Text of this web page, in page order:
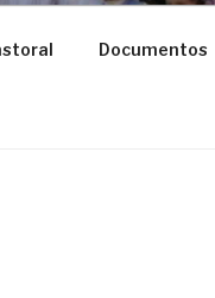
Documentos